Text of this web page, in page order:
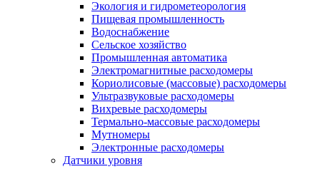
Экология и гидрометеорология
Пищевая промышленность
Водоснабжение
Сельское хозяйство
Промышленная автоматика
Электромагнитные расходомеры
Кориолисовые (массовые) расходомеры
Ультразвуковые расходомеры
Вихревые расходомеры
Термально-массовые расходомеры
Мутномеры
Электронные расходомеры
Датчики уровня